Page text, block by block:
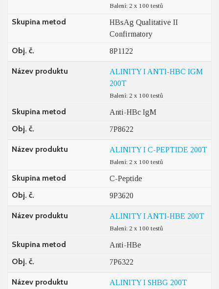
Balení: 2 x 100 testů
Skupina metod
HBsAg Qualitative II
Confirmatory
Obj. č. 8P1122
Název produktu
ALINITY I ANTI-HBC IGM
200T
Balení: 2 x 100 testů
Skupina metod Anti-HBc IgM
Obj. č. 7P8622
Název produktu ALINITY I C-PEPTIDE 200T
Balení: 2 x 100 testů
Skupina metod C-Peptide
Obj. č. 9P3620
Název produktu ALINITY I ANTI-HBE 200T
Balení: 2 x 100 testů
Skupina metod Anti-HBe
Obj. č. 7P6322
Název produktu ALINITY I SHBG 200T